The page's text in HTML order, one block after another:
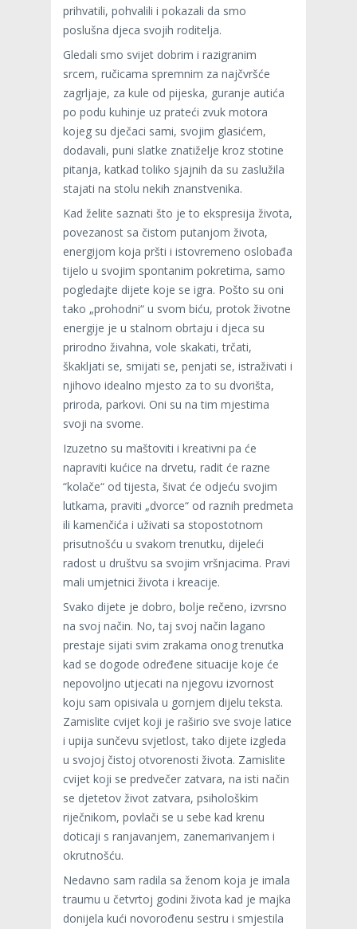
prihvatili, pohvalili i pokazali da smo
poslušna djeca svojih roditelja.
Gledali smo svijet dobrim i razigranim
srcem, ručicama spremnim za najčvršće
zagrljaje, za kule od pijeska, guranje autića
po podu kuhinje uz prateći zvuk motora
kojeg su dječaci sami, svojim glasićem,
dodavali, puni slatke znatiželje kroz stotine
pitanja, katkad toliko sjajnih da su zaslužila
stajati na stolu nekih znanstvenika.
Kad želite saznati što je to ekspresija života,
povezanost sa čistom putanjom života,
energijom koja pršti i istovremeno oslobađa
tijelo u svojim spontanim pokretima, samo
pogledajte dijete koje se igra. Pošto su oni
tako „prohodni“ u svom biću, protok životne
energije je u stalnom obrtaju i djeca su
prirodno živahna, vole skakati, trčati,
škakljati se, smijati se, penjati se, istraživati i
njihovo idealno mjesto za to su dvorišta,
priroda, parkovi. Oni su na tim mjestima
svoji na svome.
Izuzetno su maštoviti i kreativni pa će
napraviti kućice na drvetu, radit će razne
“kolače“ od tijesta, šivat će odjeću svojim
lutkama, praviti „dvorce“ od raznih predmeta
ili kamenčića i uživati sa stopostotnom
prisutnošću u svakom trenutku, dijeleći
radost u društvu sa svojim vršnjacima. Pravi
mali umjetnici života i kreacije.
Svako dijete je dobro, bolje rečeno, izvrsno
na svoj način. No, taj svoj način lagano
prestaje sijati svim zrakama onog trenutka
kad se dogode određene situacije koje će
nepovoljno utjecati na njegovu izvornost
koju sam opisivala u gornjem dijelu teksta.
Zamislite cvijet koji je raširio sve svoje latice
i upija sunčevu svjetlost, tako dijete izgleda
u svojoj čistoj otvorenosti života. Zamislite
cvijet koji se predvečer zatvara, na isti način
se djetetov život zatvara, psihološkim
riječnikom, povlači se u sebe kad krenu
doticaji s ranjavanjem, zanemarivanjem i
okrutnošću.
Nedavno sam radila sa ženom koja je imala
traumu u četvrtoj godini života kad je majka
donijela kući novorođenu sestru i smjestila